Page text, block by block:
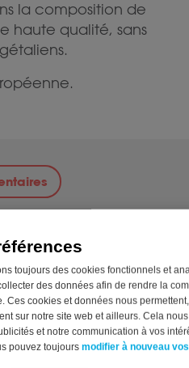
toujours des cookies fonctionnels et
des données afin de rendre la
Ces cookies et données nous
sur notre site web et ailleurs. Cela
et notre communication à vos
pouvez toujours modifier à nouveau
la composition de
haute qualité, sans
ou avec la
ou le dissoudre dans un
à la fois.
capsules par jour.
30-45 minutes après